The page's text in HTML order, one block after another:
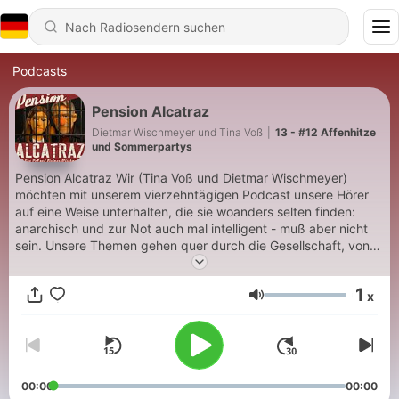
Podcasts
Pension Alcatraz
Dietmar Wischmeyer und Tina Voß
13 - #12 Affenhitze
und Sommerpartys
Pension Alcatraz Wir (Tina Voß und Dietmar Wischmeyer)
möchten mit unserem vierzehntägigen Podcast unsere Hörer
auf eine Weise unterhalten, die sie woanders selten finden:
anarchisch und zur Not auch mal intelligent - muß aber nicht
sein. Unsere Themen gehen quer durch die Gesellschaft, von
Freizeitvergnügen bis Philosophie, von oben bis unten - ja auch
„untenrum“ scheuen wir nicht, jedes kalte Eisen noch mal
aufzuwärmen. Unser besonders Anliegen ist es, alle Hörer
informieren. Partnerstädte des Podcasts sind Salzgitter,
Salzderhelden, Svalbard und Jan Mayen. Sollte sich dort etwas
Interessantes tun, seid ihr die ersten, die davon erfahren. Da
dies meist nicht der Fall ist, reden wir über uns selbst, alle
Lautstärke 1 x
00:00 00:00